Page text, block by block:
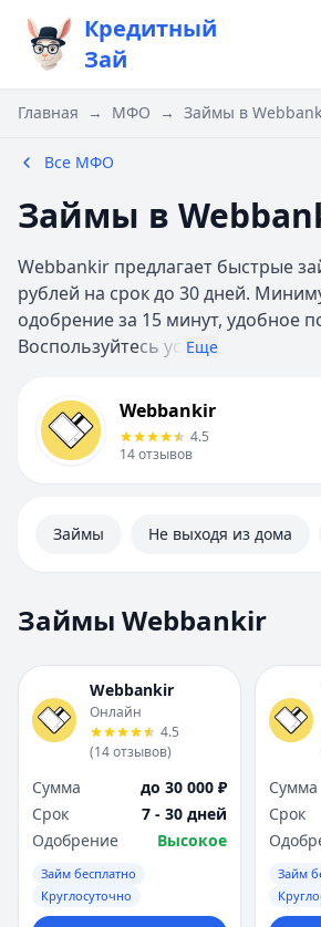
Кредитный
Зай
Главная → МФО → Займы в
Все МФО
Займы в
Webbankir предлагает быстрые
рублей на срок до 30 дней.
одобрение за 15 минут, удобное
Воспользуйтесь ус Еще
ИнформацияWebbankir
4.5
14отзывов
Займы Не выходя из дома
Займы Webbankir
Webbankir
Онлайн
4.5
(14отзывов)
Сумма
до 30 000 ₽
Срок
7 - 30 дней
Одобрение
Высокое
Займ бесплатно
Круглосуточно
Сумма
Срок
Займ